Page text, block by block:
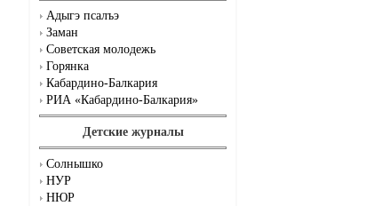
Адыгэ псалъэ
Заман
Советская молодежь
Горянка
Кабардино-Балкария
РИА «Кабардино-Балкария»
Детские журналы
Солнышко
НУР
НЮР